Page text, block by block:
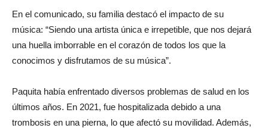
En el comunicado, su familia destacó el impacto de su
música: “Siendo una artista única e irrepetible, que nos dejará
una huella imborrable en el corazón de todos los que la
conocimos y disfrutamos de su música”.
Paquita había enfrentado diversos problemas de salud en los
últimos años. En 2021, fue hospitalizada debido a una
trombosis en una pierna, lo que afectó su movilidad. Además,